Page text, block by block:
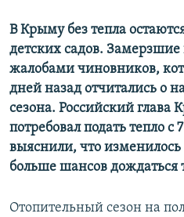
В Крыму без тепла
детских садов.
жалобами чиновников,
дней назад отчитались о
сезона. Российский глава
потребовал подать тепло
выяснили, что изменилось
больше шансов дождаться
Отопительный сезон на